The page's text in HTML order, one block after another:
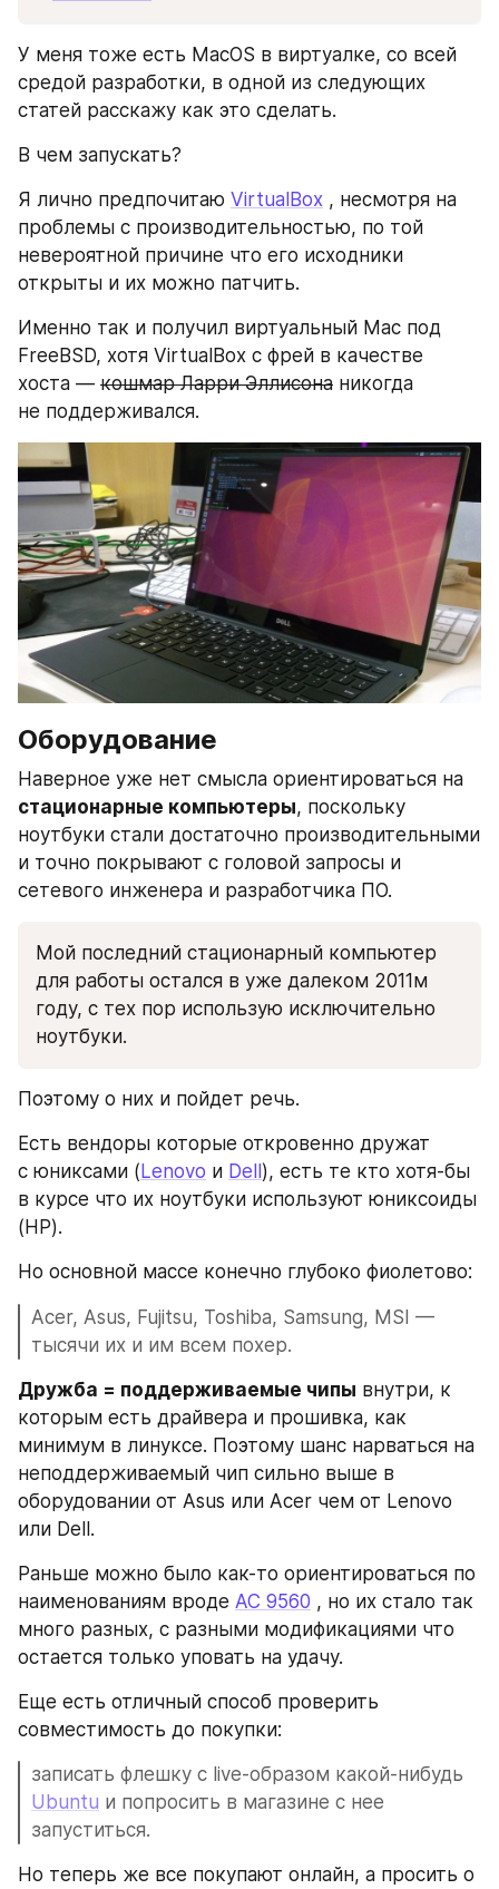
У меня тоже есть MacOS в виртуалке, со всей
средой разработки, в одной из следующих
статей расскажу как это сделать.
В чем запускать?
Я лично предпочитаю VirtualBox , несмотря на
проблемы с производительностью, по той
невероятной причине что его исходники
открыты и их можно патчить.
Именно так и получил виртуальный Mac под
FreeBSD, хотя VirtualBox с фрей в качестве
хоста — кошмар Ларри Эллисона никогда
не поддерживался.
Оборудование
стационарные компьютеры, поскольку
ноутбуки стали достаточно производительными
и точно покрывают с головой запросы и
сетевого инженера и разработчика ПО.
Мой последний стационарный компьютер
для работы остался в уже далеком 2011м
году, с тех пор использую исключительно
ноутбуки.
Поэтому о них и пойдет речь.
Есть вендоры которые откровенно дружат
с юниксами ( Lenovo и Dell ), есть те кто хотя-бы
в курсе что их ноутбуки используют юниксоиды
(HP).
Но основной массе конечно глубоко фиолетово:
Acer, Asus, Fujitsu, Toshiba, Samsung, MSI —
тысячи их и им всем похер.
Дружба = поддерживаемые чипы внутри, к
которым есть драйвера и прошивка, как
минимум в линуксе. Поэтому шанс нарваться на
неподдерживаемый чип сильно выше в
оборудовании от Asus или Acer чем от Lenovo
или Dell.
Раньше можно было как-то ориентироваться по
наименованиям вроде AC 9560 , но их стало так
много разных, с разными модификациями что
остается только уповать на удачу.
Еще есть отличный способ проверить
совместимость до покупки:
Ubuntu и попросить в магазине с нее
запуститься.
Но теперь же все покупают онлайн, а просить о